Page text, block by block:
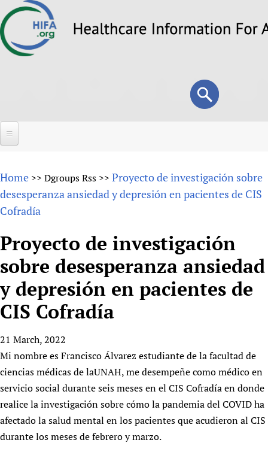
to
Search
form
Search
About
Overview
Why HIFA is needed
Vision and Strategy
HIFA, Universal Health Coverage and Human Rights
HIFA in Official Relations with WHO
Achievements
HIFA Voices database
HIFA & global health CoPs
Publications
Forums
HIFA (Healthcare Information For All)
How to use the HIFA forums
CHIFA (child health and rights)
HIFA-French
HIFA-Portuguese
HIFA-Spanish
HIFA-Zambia 2011-2024
Projects
New! SPOTLIGHTS
Evidence-informed policy
mHealth
Substance use disorders
*Sponsorship opportunities
Citizens, Parents and Children
Evidence-Informed Policy and Practice
Library and Information Services
Community Health Workers
*Completed projects
Access to Health Research
Astana Declaration+
Communicating health research
People
Country representatives
Main Steering Group
Members
Partnerships and Projects
Social Media Working Group
Staff
Volunteers
Support
Collaborate
Contact us
Donate
HIFA Appeal
How you can help
Link to us
Partners
News
News
Forum Messages
Join
Join HIFA
Join CHIFA (child health and rights)
Junte-se ao HIFA-Portuguese
Home >> Dgroups Rss >> Proyecto de investigación sobre
desesperanza ansiedad y depresión en pacientes de CIS
Cofradía
Proyecto de investigación
sobre desesperanza ansiedad
y depresión en pacientes de
CIS Cofradía
21 March, 2022
Mi nombre es Francisco Álvarez estudiante de la facultad de
ciencias médicas de laUNAH, me desempeñe como médico en
servicio social durante seis meses en el CIS Cofradía en donde
realice la investigación sobre cómo la pandemia del COVID ha
afectado la salud mental en los pacientes que acudieron al CIS
durante los meses de febrero y marzo.